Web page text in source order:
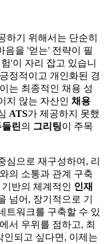
하기 위해서는 단순히
음을 '얻는' 전략이 필
'이 자리 잡고 있습니
정적이고 개인화된 경
는 최종적인 채용 성
지 않는 자산인 채용
ATS가 제공하지 못했
들린의 그리팅이 주목
심으로 재구성하여, 리
의 소통과 관계 구축
반의 체계적인 인재
넘어, 장기적으로 기
트워크를 구축할 수 있
서 우위를 점하고, 최
인되고 싶다면, 이제는